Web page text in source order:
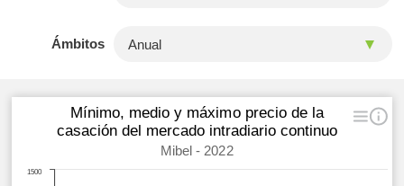
Ámbitos
Mínimo, medio y máximo precio de la
casación del mercado intradiario continuo
Mibel - 2022
1500